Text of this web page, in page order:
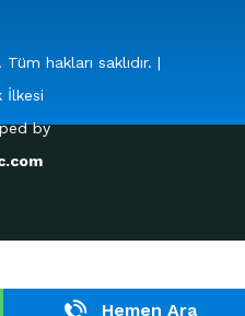
hakları saklıdır. |
İlkesi
by
Hemen Ara